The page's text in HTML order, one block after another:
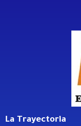
La Trayectoria